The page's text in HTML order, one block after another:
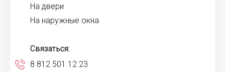
На двери
На наружные окна
Связаться:
8 812 501 12 23